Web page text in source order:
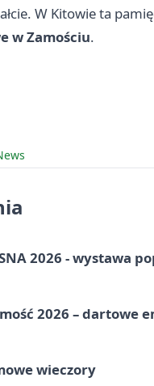
W Kitowie ta
w Zamościu.
2026 - wystawa
2026 – dartowe
wieczory